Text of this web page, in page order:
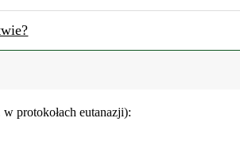
protokołach eutanazji):